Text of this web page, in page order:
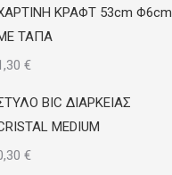
ΚΡΑΦΤ 53cm Φ6cm
ΤΑΠΑ
€
BIC ΔΙΑΡΚΕΙΑΣ
MEDIUM
€